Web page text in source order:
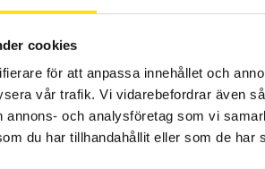
cookies
för att anpassa innehållet och
vår trafik. Vi vidarebefordrar även
annons- och analysföretag som vi
du har tillhandahållit eller som de har